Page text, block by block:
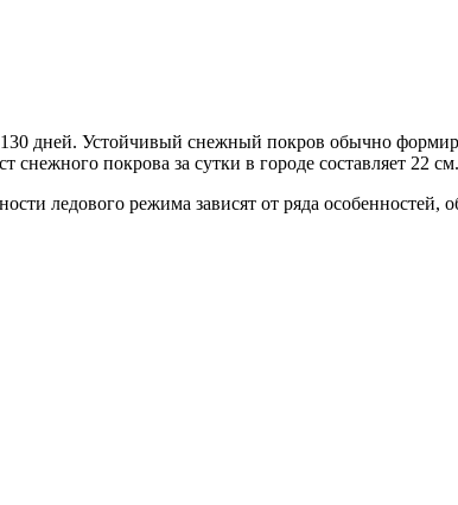
дней. Устойчивый снежный покров обычно
покрова за сутки в городе составляет 22 см.
ледового режима зависят от ряда особенностей,